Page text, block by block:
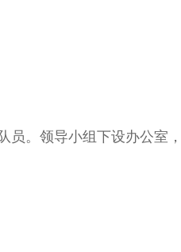
。领导小组下设办公室，